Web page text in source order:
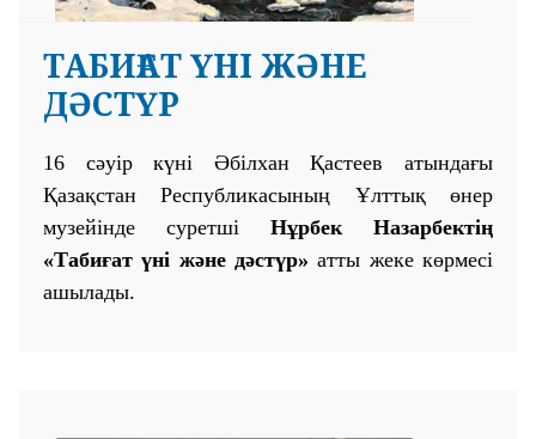
ТАБИҒАТ ҮНІ ЖӘНЕ
ДӘСТҮР
16 сәуір күні Әбілхан Қастеев атындағы
Қазақстан Республикасының Ұлттық өнер
музейінде суретші Нұрбек Назарбектің
«Табиғат үні және дәстүр» атты жеке көрмесі
ашылады.